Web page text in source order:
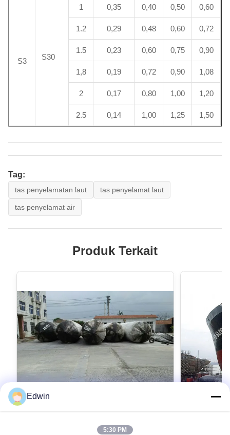
S3 S30
1 0,35 0,40 0,50 0,60
1.2 0,29 0,48 0,60 0,72
1.5 0,23 0,60 0,75 0,90
1,8 0,19 0,72 0,90 1,08
2 0,17 0,80 1,00 1,20
2.5 0,14 1,00 1,25 1,50
Tag:
tas penyelamatan laut tas penyelamat laut
tas penyelamat air
Produk Terkait
Edwin
5:30 PM